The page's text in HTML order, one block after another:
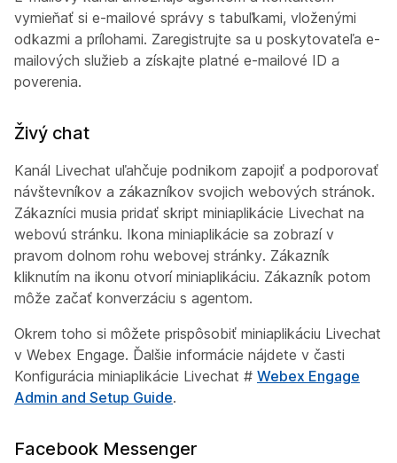
vymieňať si e-mailové správy s tabuľkami, vloženými
odkazmi a prílohami. Zaregistrujte sa u poskytovateľa e-
mailových služieb a získajte platné e-mailové ID a
poverenia.
Živý chat
Kanál Livechat uľahčuje podnikom zapojiť a podporovať
návštevníkov a zákazníkov svojich webových stránok.
Zákazníci musia pridať skript miniaplikácie Livechat na
webovú stránku. Ikona miniaplikácie sa zobrazí v
pravom dolnom rohu webovej stránky. Zákazník
kliknutím na ikonu otvorí miniaplikáciu. Zákazník potom
môže začať konverzáciu s agentom.
Okrem toho si môžete prispôsobiť miniaplikáciu Livechat
v Webex Engage. Ďalšie informácie nájdete v časti
Konfigurácia miniaplikácie Livechat # Webex Engage
Admin and Setup Guide.
Facebook Messenger